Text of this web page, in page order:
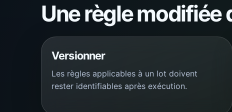
Une règle modifiée
Versionner
Les règles applicables à un lot doivent
rester identifiables après exécution.